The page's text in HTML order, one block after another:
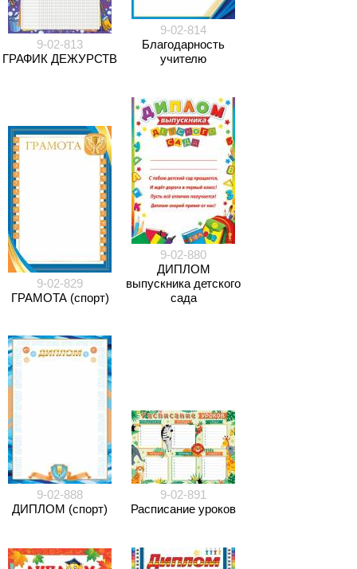
9-02-813
ГРАФИК ДЕЖУРСТВ
9-02-814
Благодарность
учителю
9-02-829
ГРАМОТА (спорт)
9-02-880
ДИПЛОМ
выпускника детского
сада
9-02-888
ДИПЛОМ (спорт)
9-02-891
Расписание уроков